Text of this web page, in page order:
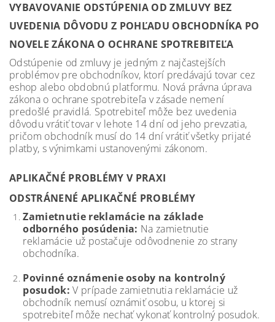
VYBAVOVANIE ODSTÚPENIA OD ZMLUVY BEZ
UVEDENIA DÔVODU Z POHĽADU OBCHODNÍKA PO
NOVELE ZÁKONA O OCHRANE SPOTREBITEĽA
Odstúpenie od zmluvy je jedným z najčastejších
problémov pre obchodníkov, ktorí predávajú tovar cez
eshop alebo obdobnú platformu. Nová právna úprava
zákona o ochrane spotrebiteľa v zásade nemení
predošlé pravidlá. Spotrebiteľ môže bez uvedenia
dôvodu vrátiť tovar v lehote 14 dní od jeho prevzatia,
pričom obchodník musí do 14 dní vrátiť všetky prijaté
platby, s výnimkami ustanovenými zákonom.
APLIKAČNÉ PROBLÉMY V PRAXI
ODSTRÁNENÉ APLIKAČNÉ PROBLÉMY
Zamietnutie reklamácie na základe
odborného posúdenia: Na zamietnutie
reklamácie už postačuje odôvodnenie zo strany
obchodníka.
Povinné oznámenie osoby na kontrolný
posudok: V prípade zamietnutia reklamácie už
obchodník nemusí oznámiť osobu, u ktorej si
spotrebiteľ môže nechať vykonať kontrolný posudok.